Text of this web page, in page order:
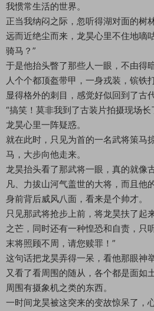
我惯常生活的世界。
正当我纳闷之际，忽听得湖对面的树
远而近绝尘而来，龙昊心里不住地嘀
骑马？”
于是他抬头瞥了那些人一眼，不由得
人个个都顶盔带甲，一身戎装，镔铁
显得格外的刺目，感觉好似回到了古代
“搞笑！莫非我到了古装片拍摄现场长
龙昊心里一阵疑惑。
就在此时，只见为首的一名武将策马
马，大步向他走来。
龙昊抬头看了那武将一眼，真的就像
凡、力拔山河气盖世的大将，而且他
身前背后威风八面，看来是个帅才。
只见那武将抢步上前，将龙昊扶了起
之芒，同时还有一种惶恐和自责，只
末将照顾不周，请您赎罪！”
这句话把龙昊弄得一呆，看他那眼神
又看了看周围的随从，各个都是面如
周围有摄象机之类的东西。
一时间龙昊被这突来的变故惊呆了，